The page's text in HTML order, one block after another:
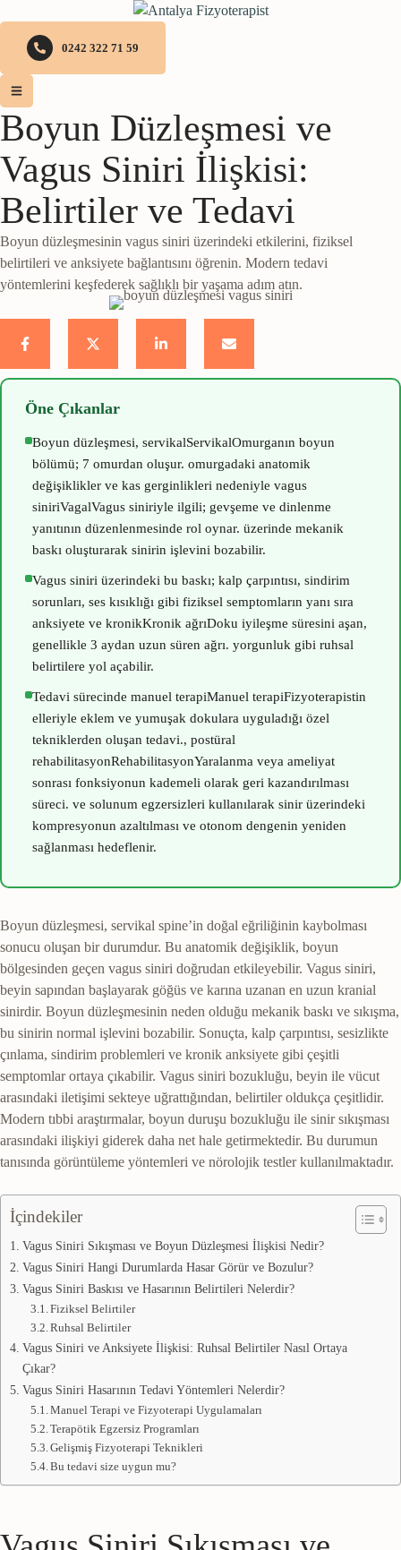
0242 322 71 59
Boyun Düzleşmesi ve
Vagus Siniri İlişkisi:
Belirtiler ve Tedavi
Boyun düzleşmesinin vagus siniri üzerindeki etkilerini, fiziksel
belirtileri ve anksiyete bağlantısını öğrenin. Modern tedavi
yöntemlerini keşfederek sağlıklı bir yaşama adım atın.
Öne Çıkanlar
Boyun düzleşmesi, servikalServikalOmurganın boyun
bölümü; 7 omurdan oluşur. omurgadaki anatomik
değişiklikler ve kas gerginlikleri nedeniyle vagus
siniriVagalVagus siniriyle ilgili; gevşeme ve dinlenme
yanıtının düzenlenmesinde rol oynar. üzerinde mekanik
baskı oluşturarak sinirin işlevini bozabilir.
Vagus siniri üzerindeki bu baskı; kalp çarpıntısı, sindirim
sorunları, ses kısıklığı gibi fiziksel semptomların yanı sıra
anksiyete ve kronikKronik ağrıDoku iyileşme süresini aşan,
genellikle 3 aydan uzun süren ağrı. yorgunluk gibi ruhsal
belirtilere yol açabilir.
Tedavi sürecinde manuel terapiManuel terapiFizyoterapistin
elleriyle eklem ve yumuşak dokulara uyguladığı özel
tekniklerden oluşan tedavi., postüral
rehabilitasyonRehabilitasyonYaralanma veya ameliyat
sonrası fonksiyonun kademeli olarak geri kazandırılması
süreci. ve solunum egzersizleri kullanılarak sinir üzerindeki
kompresyonun azaltılması ve otonom dengenin yeniden
sağlanması hedeflenir.
Boyun düzleşmesi, servikal spine’in doğal eğriliğinin kaybolması
sonucu oluşan bir durumdur. Bu anatomik değişiklik, boyun
bölgesinden geçen vagus siniri doğrudan etkileyebilir. Vagus siniri,
beyin sapından başlayarak göğüs ve karına uzanan en uzun kranial
sinirdir. Boyun düzleşmesinin neden olduğu mekanik baskı ve sıkışma,
bu sinirin normal işlevini bozabilir. Sonuçta, kalp çarpıntısı, sesizlikte
çınlama, sindirim problemleri ve kronik anksiyete gibi çeşitli
semptomlar ortaya çıkabilir. Vagus siniri bozukluğu, beyin ile vücut
arasındaki iletişimi sekteye uğrattığından, belirtiler oldukça çeşitlidir.
Modern tıbbi araştırmalar, boyun duruşu bozukluğu ile sinir sıkışması
arasındaki ilişkiyi giderek daha net hale getirmektedir. Bu durumun
tanısında görüntüleme yöntemleri ve nörolojik testler kullanılmaktadır.
İçindekiler
Vagus Siniri Sıkışması ve Boyun Düzleşmesi İlişkisi Nedir?
Vagus Siniri Hangi Durumlarda Hasar Görür ve Bozulur?
Vagus Siniri Baskısı ve Hasarının Belirtileri Nelerdir?
Fiziksel Belirtiler
Ruhsal Belirtiler
Vagus Siniri ve Anksiyete İlişkisi: Ruhsal Belirtiler Nasıl Ortaya
Çıkar?
Vagus Siniri Hasarının Tedavi Yöntemleri Nelerdir?
Manuel Terapi ve Fizyoterapi Uygulamaları
Terapötik Egzersiz Programları
Gelişmiş Fizyoterapi Teknikleri
Bu tedavi size uygun mu?